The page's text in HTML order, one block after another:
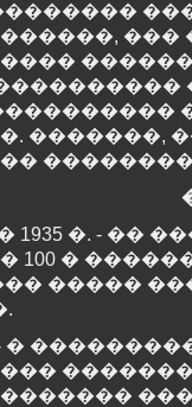
���
�������,
1935 �. -
100 �
�����
- �